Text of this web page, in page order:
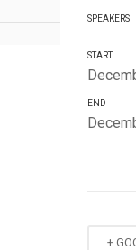
SPEAKERS
START
END
+